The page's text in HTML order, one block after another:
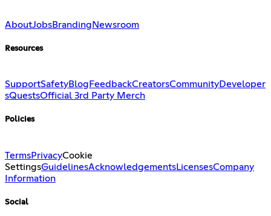
AboutJobsBranding Newsroom
Resources
SupportSafetyBlog FeedbackCreatorsCommunityDeveloper
sQuestsOfficial 3rd Party Merch
Policies
TermsPrivacyCookie
SettingsGuidelinesAcknowledgementsLicensesCompany
Information
Social